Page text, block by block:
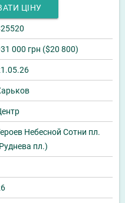
ЦІНУ
000 грн ($20 800)
Небесной Сотни пл.
пл.)